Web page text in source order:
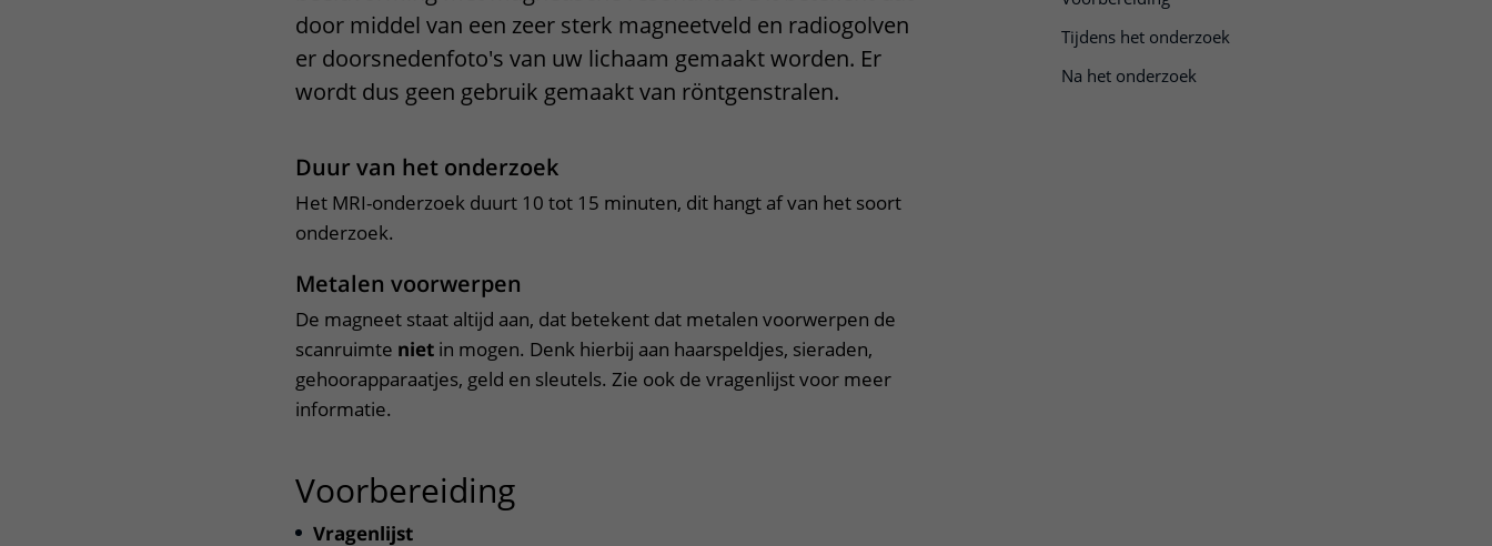
Bezoektijden
Wijzigen patiëntgegevens
Contact met verpleegafdeling
Het Wilhelmina
Kinderziekenhuis
Tijdens het onderzoek
Na het onderzoek
door middel van een zeer sterk magneetveld en radiogolven
er doorsnedenfoto's van uw lichaam gemaakt worden. Er
wordt dus geen gebruik gemaakt van röntgenstralen.
Duur van het onderzoek
Het MRI-onderzoek duurt 10 tot 15 minuten, dit hangt af van het soort
onderzoek.
Metalen voorwerpen
De magneet staat altijd aan, dat betekent dat metalen voorwerpen de
scanruimte niet in mogen. Denk hierbij aan haarspeldjes, sieraden,
gehoorapparaatjes, geld en sleutels. Zie ook de vragenlijst voor meer
informatie.
Voorbereiding
Vragenlijst